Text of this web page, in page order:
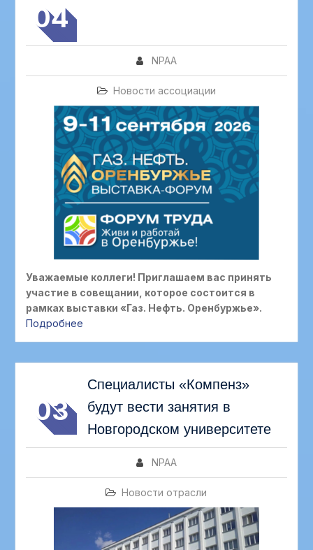
04
NPAA
Новости ассоциации
Уважаемые коллеги! Приглашаем вас принять
участие в совещании, которое состоится в
рамках выставки «Газ. Нефть. Оренбуржье».
Подробнее
03
Специалисты «Компенз»
будут вести занятия в
Новгородском университете
NPAA
Новости отрасли